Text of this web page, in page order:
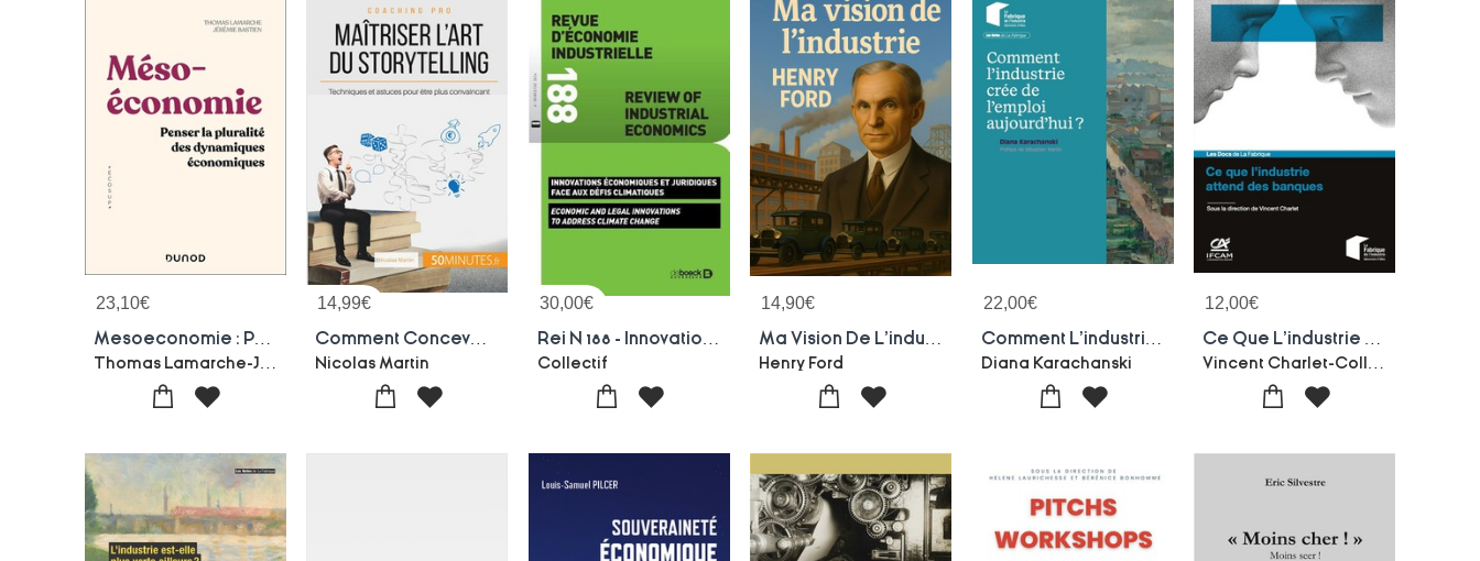
23,10€
Mesoeconomie : Penser La Pluralite Des Dynamiques Economiques
14,99€
Nicolas Martin
30,00€
Collectif
14,90€
Henry Ford
22,00€
Diana Karachanski
12,00€